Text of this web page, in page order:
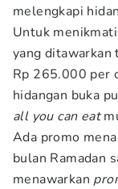
melengkapi
Untuk
yang ditawarkan
Rp 265.000 per
hidangan buka
all you can eat
Ada promo
bulan Ramadan
menawarkan